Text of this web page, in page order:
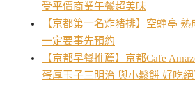
受平價商業午餐超美味
【京都第一名炸豬排】空蟬亭
一定要事先預約
【京都早餐推薦】京都Cafe
蛋厚玉子三明治 與小鬆餅 好吃